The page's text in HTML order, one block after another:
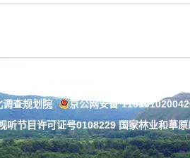
查规划院
京公网安备
听节目许可证号0108229 国家林业和草